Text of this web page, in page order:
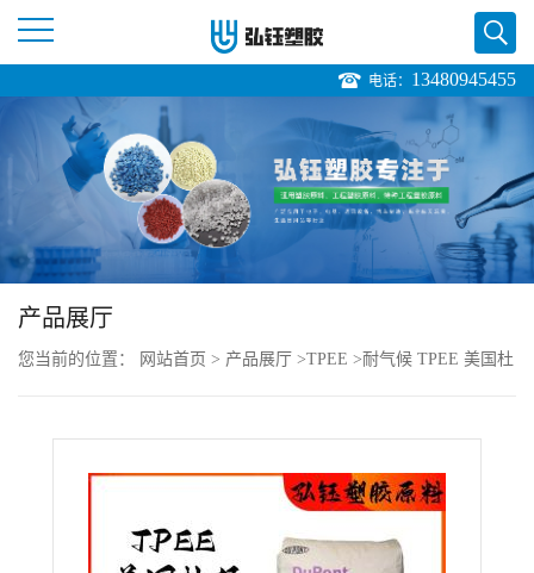
页
公
电话： 13480945455
产品展厅
您当前的位置： 网站首页 > 产品展厅 >TPEE >耐气候 TPEE 美国杜